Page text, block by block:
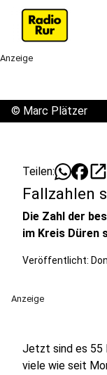
Anzeige
© Marc Plätzer
Teilen: open_in_new
Fallzahlen
Die Zahl der
im Kreis Düren
Veröffentlicht:
Anzeige
Jetzt sind es 55
viele wie seit